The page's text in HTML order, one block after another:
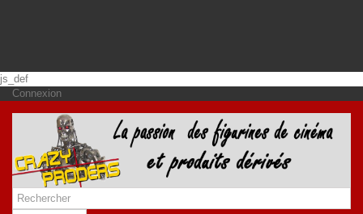
js_def
Connexion